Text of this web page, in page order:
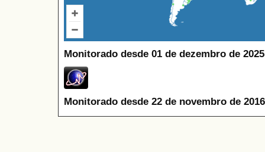
Monitorado desde 01 de dezembro de
Monitorado desde 22 de novembro de